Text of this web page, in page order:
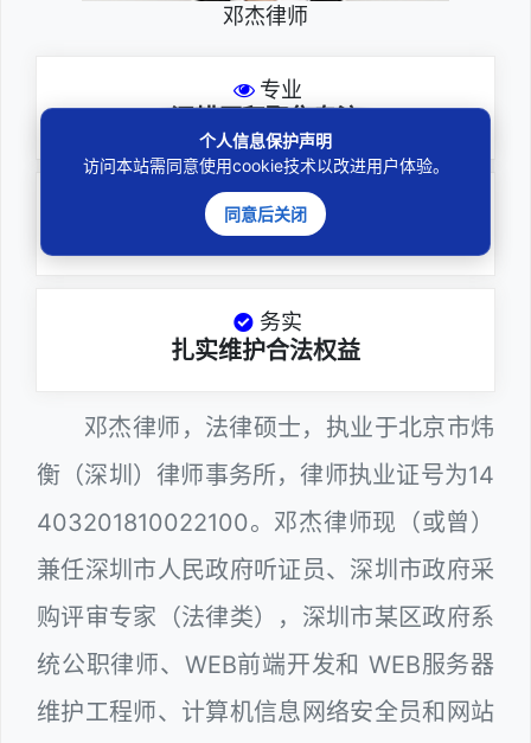
邓杰律师
专业
深耕厚积聚焦专注
尽责
全力办理委托事项
务实
扎实维护合法权益
邓杰律师，法律硕士，执业于北京市炜
衡（深圳）律师事务所，律师执业证号为14
403201810022100。邓杰律师现（或曾）
兼任深圳市人民政府听证员、深圳市政府采
购评审专家（法律类），深圳市某区政府系
统公职律师、WEB前端开发和 WEB服务器
维护工程师、计算机信息网络安全员和网站
个人信息保护声明
访问本站需同意使用cookie技术以改进用户体验。
同意后关闭